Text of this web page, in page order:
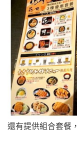
還有提供組合套餐，